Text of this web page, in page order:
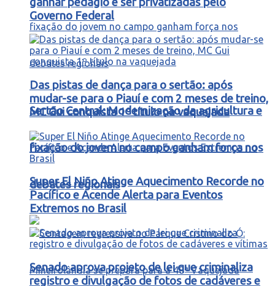
Sertão Central: Modernização da agricultura e
fixação do jovem no campo ganham força nos
debates regionais
Governo Federal
Das pistas de dança para o sertão: após
mudar-se para o Piauí e com 2 meses de treino,
MC Gui conquista 1º título na vaquejada
Super El Niño Atinge Aquecimento Recorde no
Pacífico e Acende Alerta para Eventos
Extremos no Brasil
Senado aprova projeto de lei que criminaliza
registro e divulgação de fotos de cadáveres e